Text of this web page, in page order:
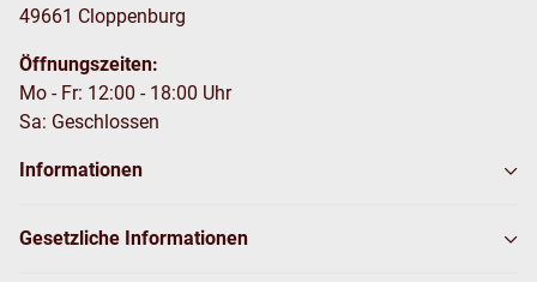
49661 Cloppenburg
Öffnungszeiten:
Mo - Fr: 12:00 - 18:00 Uhr
Sa: Geschlossen
Informationen
Gesetzliche Informationen